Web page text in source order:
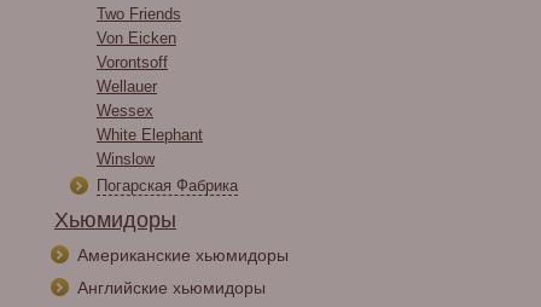
Two Friends
Von Eicken
Vorontsoff
Wellauer
Wessex
White Elephant
Winslow
Погарская Фабрика
Хьюмидоры
Американские хьюмидоры
Английские хьюмидоры